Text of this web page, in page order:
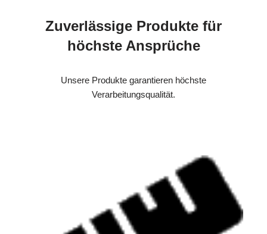
Zuverlässige Produkte für
höchste Ansprüche
Unsere Produkte garantieren höchste
Verarbeitungsqualität.